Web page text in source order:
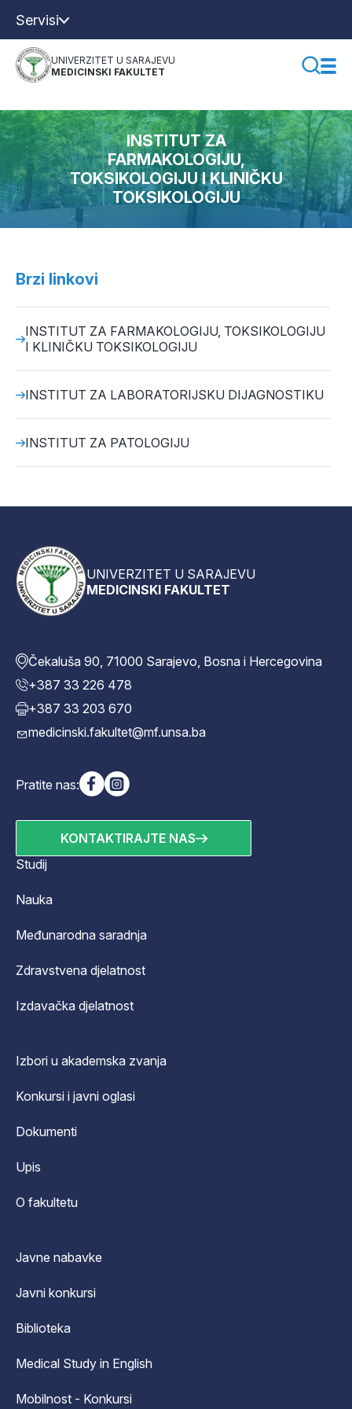
Servisi
UNIVERZITET U SARAJEVU
MEDICINSKI FAKULTET
INSTITUT ZA
FARMAKOLOGIJU,
TOKSIKOLOGIJU I KLINIČKU
TOKSIKOLOGIJU
Brzi linkovi
INSTITUT ZA FARMAKOLOGIJU, TOKSIKOLOGIJU
I KLINIČKU TOKSIKOLOGIJU
INSTITUT ZA LABORATORIJSKU DIJAGNOSTIKU
INSTITUT ZA PATOLOGIJU
UNIVERZITET U SARAJEVU
MEDICINSKI FAKULTET
Čekaluša 90, 71000 Sarajevo, Bosna i Hercegovina
+387 33 226 478
+387 33 203 670
medicinski.fakultet@mf.unsa.ba
Pratite nas:
KONTAKTIRAJTE NAS
Studij
Nauka
Međunarodna saradnja
Zdravstvena djelatnost
Izdavačka djelatnost
Izbori u akademska zvanja
Konkursi i javni oglasi
Dokumenti
Upis
O fakultetu
Javne nabavke
Javni konkursi
Biblioteka
Medical Study in English
Mobilnost - Konkursi